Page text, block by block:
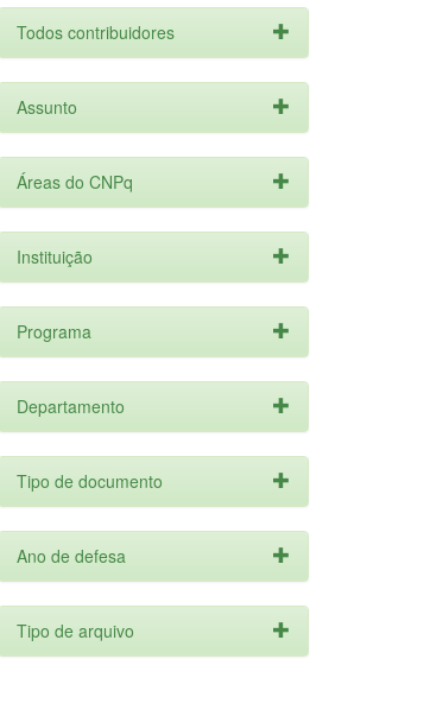
Todos contribuidores
Assunto
Áreas do CNPq
Instituição
Programa
Departamento
Tipo de documento
Ano de defesa
Tipo de arquivo